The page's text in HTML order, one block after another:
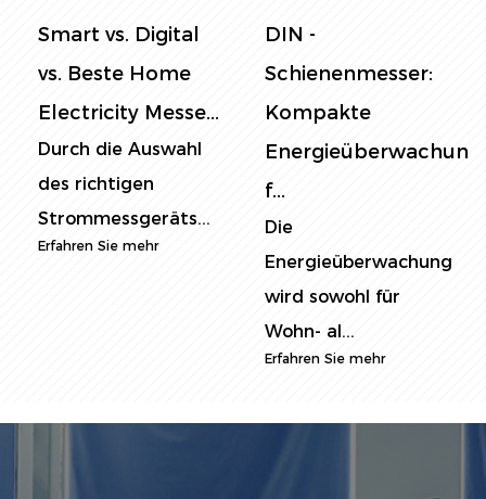
Smart vs. Digital
vs. Beste Home
Electricity Messe...
Durch die Auswahl
des richtigen
Strommessgeräts...
Erfahren Sie mehr
DIN -
Schienenmesser:
Kompakte
Energieüberwachung
f...
Die
Energieüberwachung
wird sowohl für
Wohn- al...
Erfahren Sie mehr